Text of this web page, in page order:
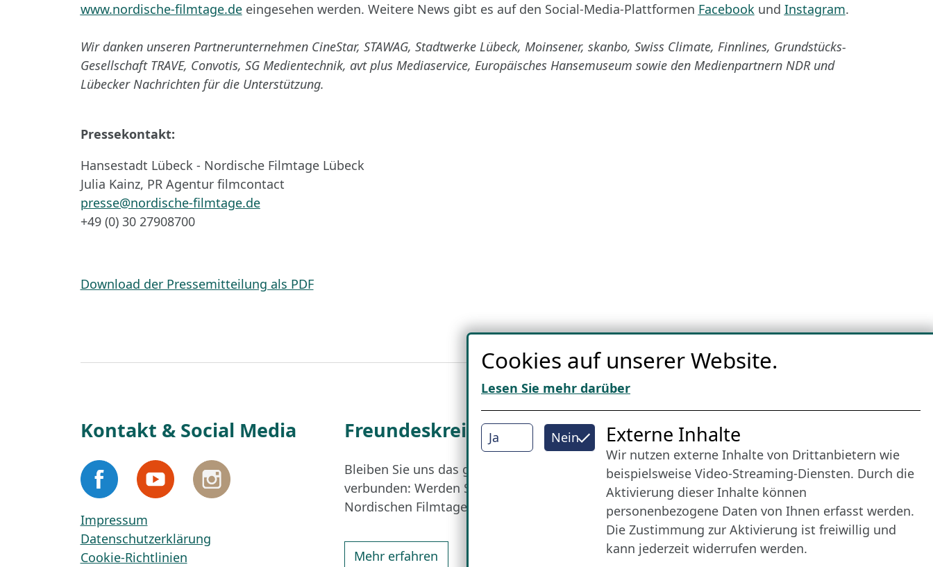
www.nordische-filmtage.deeingesehen werden. Weitere News gibt es auf den Social-Media-Plattformen Facebookund Instagram.
Wir danken unseren Partnerunternehmen CineStar, STAWAG, Stadtwerke Lübeck, Moinsener, skanbo, Swiss Climate, Finnlines, Grundstücks-
Gesellschaft TRAVE, Convotis, SG Medientechnik, avt plus Mediaservice, Europäisches Hansemuseum sowie den Medienpartnern NDR und
Lübecker Nachrichten für die Unterstützung.
Pressekontakt:
Hansestadt Lübeck - Nordische Filmtage Lübeck
Julia Kainz, PR Agentur filmcontact
presse@nordische-filmtage.de
+49 (0) 30 27908700
Download der Pressemitteilung als PDF
Kontakt & Social Media
Impressum
Datenschutzerklärung
Cookie-Richtlinien
Freundes­kreis
Bleiben Sie uns das ganze Jahr über
verbunden: Werden Sie Freund der
Nordischen Filmtage Lübeck.
Mehr erfahren
Internet Partner
Cookies auf unserer Website.
Lesen Sie mehr darüber
Ja Nein Externe Inhalte
Wir nutzen externe Inhalte von Drittanbietern wie
beispielsweise Video-Streaming-Diensten. Durch die
Aktivierung dieser Inhalte können
personenbezogene Daten von Ihnen erfasst werden.
Die Zustimmung zur Aktivierung ist freiwillig und
kann jederzeit widerrufen werden.